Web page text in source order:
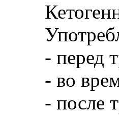
- перед
- во
- после